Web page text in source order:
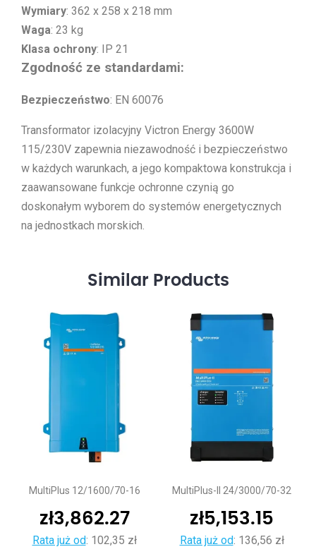
Wymiary: 362 x 258 x 218 mm
Waga: 23 kg
Klasa ochrony: IP 21
Zgodność ze standardami:
Bezpieczeństwo: EN 60076
Transformator izolacyjny Victron Energy 3600W
115/230V zapewnia niezawodność i bezpieczeństwo
w każdych warunkach, a jego kompaktowa konstrukcja i
zaawansowane funkcje ochronne czynią go
doskonałym wyborem do systemów energetycznych
na jednostkach morskich.
Similar Products
MultiPlus 12/1600/70-16
zł3,862.27
Rata już od: 102,35 zł
MultiPlus-II 24/3000/70-32
zł5,153.15
Rata już od: 136,56 zł